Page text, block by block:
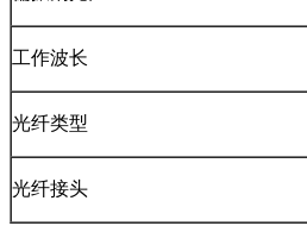
工作波长
光纤类型
光纤接头